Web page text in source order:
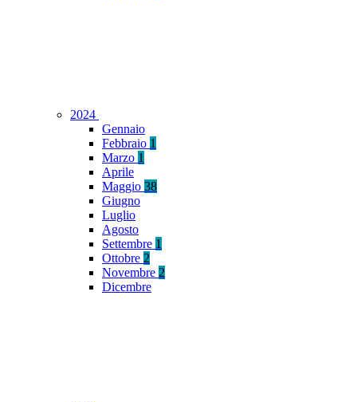
2024
Gennaio
Febbraio 1
Marzo 1
Aprile
Maggio 38
Giugno
Luglio
Agosto
Settembre 1
Ottobre 2
Novembre 2
Dicembre